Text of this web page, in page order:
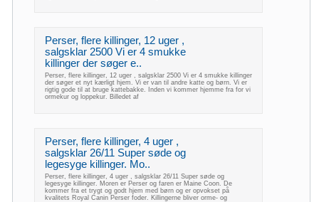
Perser, flere killinger, 12 uger ,
salgsklar 2500 Vi er 4 smukke
killinger der søger e..
Perser, flere killinger, 12 uger , salgsklar 2500 Vi er 4 smukke killinger
der søger et nyt kærligt hjem. Vi er van til andre katte og børn. Vi er
rigtig gode til at bruge kattebakke. Inden vi kommer hjemme fra for vi
ormekur og loppekur. Billedet af
Perser, flere killinger, 4 uger ,
salgsklar 26/11 Super søde og
legesyge killinger. Mo..
Perser, flere killinger, 4 uger , salgsklar 26/11 Super søde og
legesyge killinger. Moren er Perser og faren er Maine Coon. De
kommer fra et trygt og godt hjem med børn og er opvokset på
kvalitets Royal Canin Perser foder. Killingerne bliver orme- og